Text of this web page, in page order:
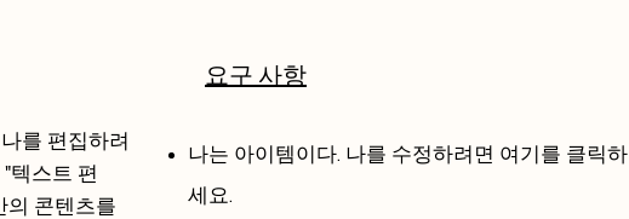
를 편집하려
텍스트 편
의 콘텐츠를
요구 사항
나는 아이템이다.​ 나를 수정하려면 여기를 클릭하
세요.